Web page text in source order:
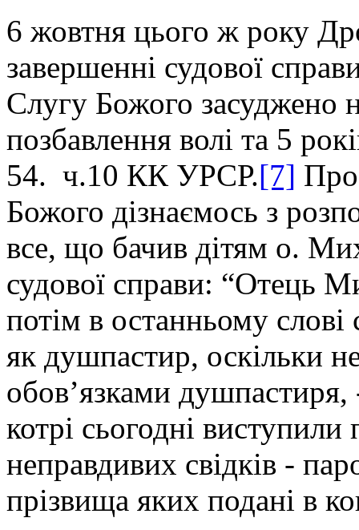
6 жовтня цього ж року
завершенні судової
Слугу Божого засуджено
позбавлення волі та 5
54. ч.10 КК УРСР.[7] Про
Божого дізнаємось з
все, що бачив дітям о.
судової справи: “Отець
потім в останньому
як душпастир, оскільки
обов’язками душпастиря,
котрі сьогодні
неправдивих свідків -
прізвища яких подані в